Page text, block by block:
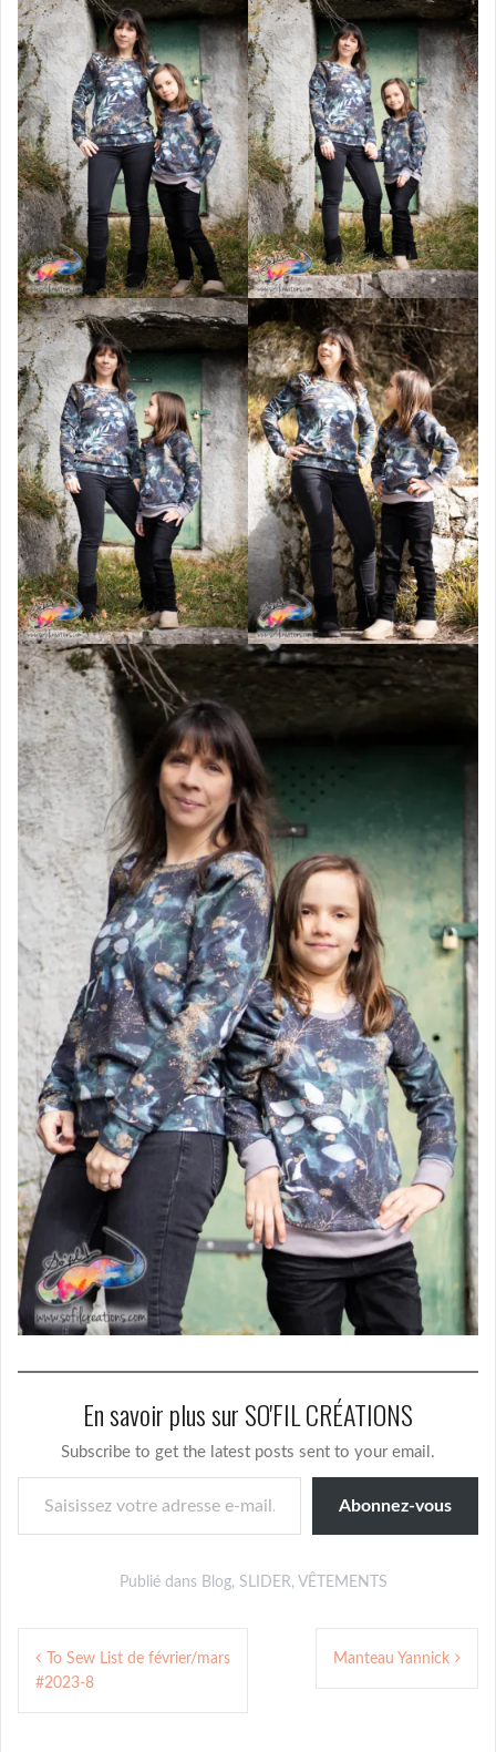
En savoir plus sur SO'FIL CRÉATIONS
Subscribe to get the latest posts sent to your email.
Saisissez votre adresse e-mail…
Abonnez-vous
Publié dans Blog, SLIDER, VÊTEMENTS
Navigation
de
To Sew List de février/mars
#2023-8
Manteau Yannick